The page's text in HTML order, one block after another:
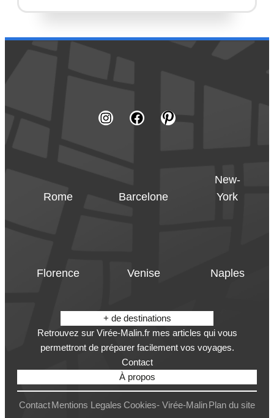
Rome Barcelone
New-
York
Florence Venise Naples
+ de destinations
Retrouvez sur Virée-Malin.fr mes articles qui vous
permettront de préparer facilement vos voyages.
Contact
À propos
Contact Mentions Legales Cookies- Virée-MalinPlan du site